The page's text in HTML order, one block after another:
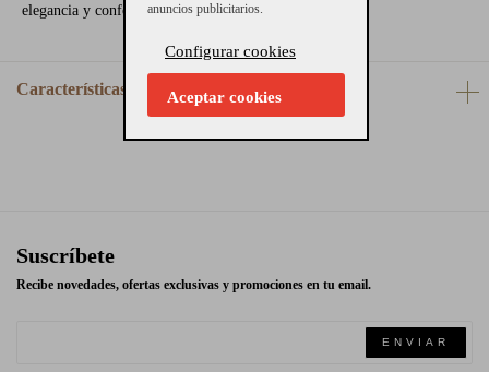
elegancia y confort.
Características
Suscríbete
Recibe novedades, ofertas exclusivas y promociones en tu email.
ENVIAR
anuncios publicitarios.
Configurar cookies
Aceptar cookies